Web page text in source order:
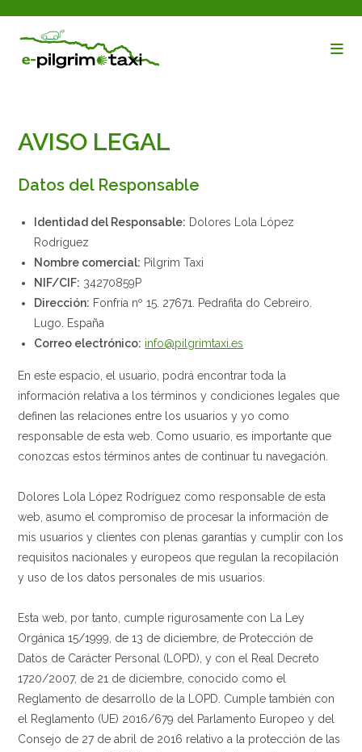
AVISO LEGAL
Datos del Responsable
Identidad del Responsable: Dolores Lola López
Rodríguez
Nombre comercial: Pilgrim Taxi
NIF/CIF: 34270859P
Dirección: Fonfría nº 15. 27671. Pedrafita do Cebreiro.
Lugo. España
Correo electrónico: info@pilgrimtaxi.es
En este espacio, el usuario, podrá encontrar toda la
información relativa a los términos y condiciones legales que
definen las relaciones entre los usuarios y yo como
responsable de esta web. Como usuario, es importante que
conozcas estos términos antes de continuar tu navegación.
Dolores Lola López Rodríguez como responsable de esta
web, asumo el compromiso de procesar la información de
mis usuarios y clientes con plenas garantías y cumplir con los
requisitos nacionales y europeos que regulan la recopilación
y uso de los datos personales de mis usuarios.
Esta web, por tanto, cumple rigurosamente con La Ley
Orgánica 15/1999, de 13 de diciembre, de Protección de
Datos de Carácter Personal (LOPD), y con el Real Decreto
1720/2007, de 21 de diciembre, conocido como el
Reglamento de desarrollo de la LOPD. Cumple también con
el Reglamento (UE) 2016/679 del Parlamento Europeo y del
Consejo de 27 de abril de 2016 relativo a la protección de las